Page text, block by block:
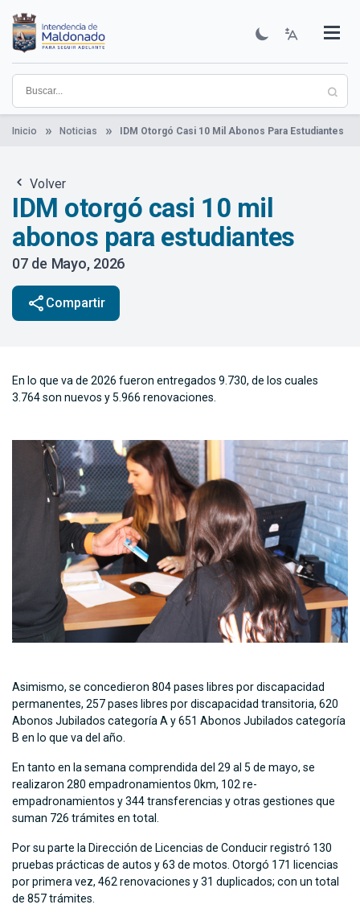
contenido
principal
Institucional
Municipios
Descubre Maldonado
Comunicación
Servicios
Guía De Trámites
Ver Noticias
Inicio Noticias IDM Otorgó Casi 10 Mil Abonos Para Estudiantes
Volver
IDM otorgó casi 10 mil
abonos para estudiantes
07 de Mayo, 2026
share Compartir
En lo que va de 2026 fueron entregados 9.730, de los cuales
3.764 son nuevos y 5.966 renovaciones.
Asimismo, se concedieron 804 pases libres por discapacidad
permanentes, 257 pases libres por discapacidad transitoria, 620
Abonos Jubilados categoría A y 651 Abonos Jubilados categoría
B en lo que va del año.
En tanto en la semana comprendida del 29 al 5 de mayo, se
realizaron 280 empadronamientos 0km, 102 re-
empadronamientos y 344 transferencias y otras gestiones que
suman 726 trámites en total.
Por su parte la Dirección de Licencias de Conducir registró 130
pruebas prácticas de autos y 63 de motos. Otorgó 171 licencias
por primera vez, 462 renovaciones y 31 duplicados; con un total
de 857 trámites.